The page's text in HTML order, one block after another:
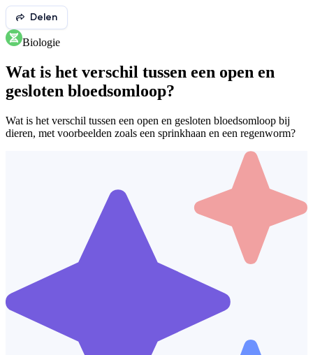
Delen
Biologie
Wat is het verschil tussen een open en
gesloten bloedsomloop?
Wat is het verschil tussen een open en gesloten bloedsomloop bij
dieren, met voorbeelden zoals een sprinkhaan en een regenworm?